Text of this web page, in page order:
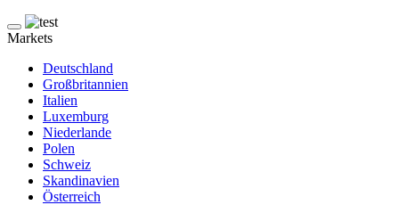
Markets
Deutschland
Großbritannien
Italien
Luxemburg
Niederlande
Polen
Schweiz
Skandinavien
Österreich